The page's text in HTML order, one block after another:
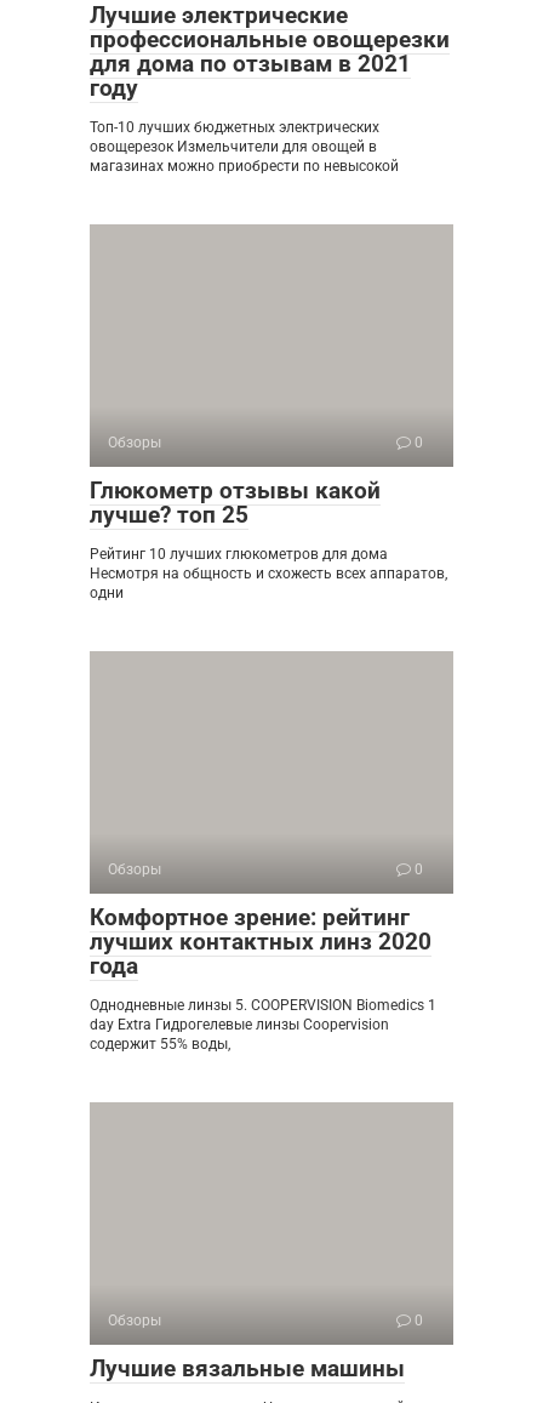
Лучшие электрические
профессиональные овощерезки
для дома по отзывам в 2021
году
Топ-10 лучших бюджетных электрических
овощерезок Измельчители для овощей в
магазинах можно приобрести по невысокой
Обзоры 0
Глюкометр отзывы какой
лучше? топ 25
Рейтинг 10 лучших глюкометров для дома
Несмотря на общность и схожесть всех аппаратов,
одни
Обзоры 0
Комфортное зрение: рейтинг
лучших контактных линз 2020
года
Однодневные линзы 5. COOPERVISION Biomedics 1
day Extra Гидрогелевые линзы Сoopervision
содержит 55% воды,
Обзоры 0
Лучшие вязальные машины